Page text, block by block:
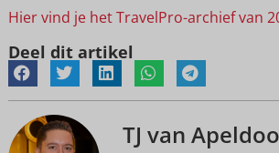
Hier vind je het TravelPro-archief van
Deel dit artikel
TJ van